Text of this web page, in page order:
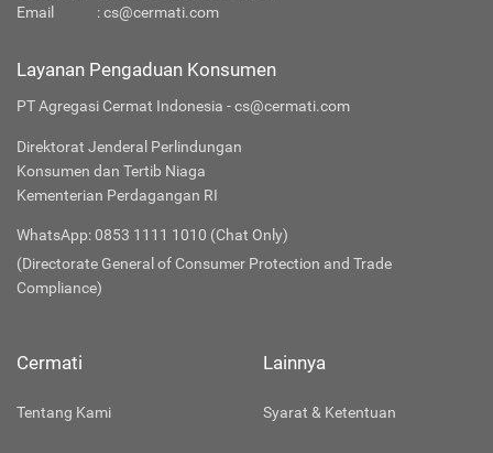
Email
:cs@cermati.com
Layanan Pengaduan Konsumen
PT Agregasi Cermat Indonesia - cs@cermati.com
Direktorat Jenderal Perlindungan
Konsumen dan Tertib Niaga
Kementerian Perdagangan RI
WhatsApp: 0853 1111 1010 (Chat Only)
(Directorate General of Consumer Protection and Trade
Compliance)
Cermati
Tentang Kami
Lainnya
Syarat & Ketentuan